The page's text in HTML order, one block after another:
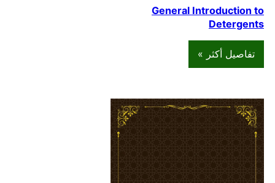
General Introduction to
Detergents
تفاصيل أكثر »